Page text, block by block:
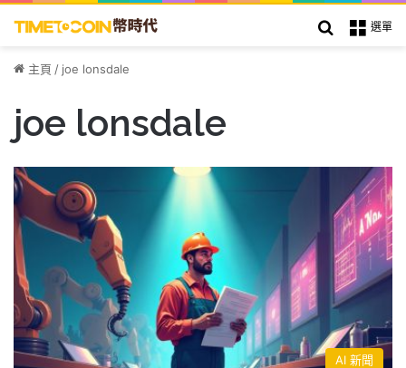
選單
搜索
主頁 / joe lonsdale
joe lonsdale
AI 新聞